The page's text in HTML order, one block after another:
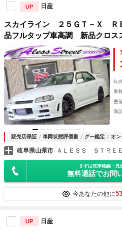
UP 日産
スカイライン ２５ＧＴ－Ｘ
品フルタップ車高調 新品クロ
アルミホイール 新品ＧＴウイ
社外ＳＤナビ バックカメラ Ｂ
年
車
整
保
販売店保証 車両状態評価書 グー鑑定 オ
岐阜県山県市
まずは在庫確認・見
無料通話でお問
今あなたの他に
UP 日産